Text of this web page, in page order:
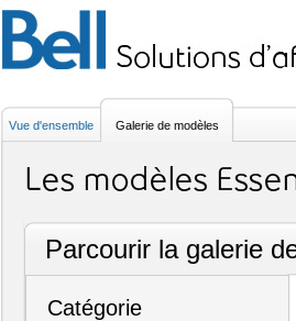
Vue d'ensemble Galerie de modèles
Parcourir la galerie
Catégorie